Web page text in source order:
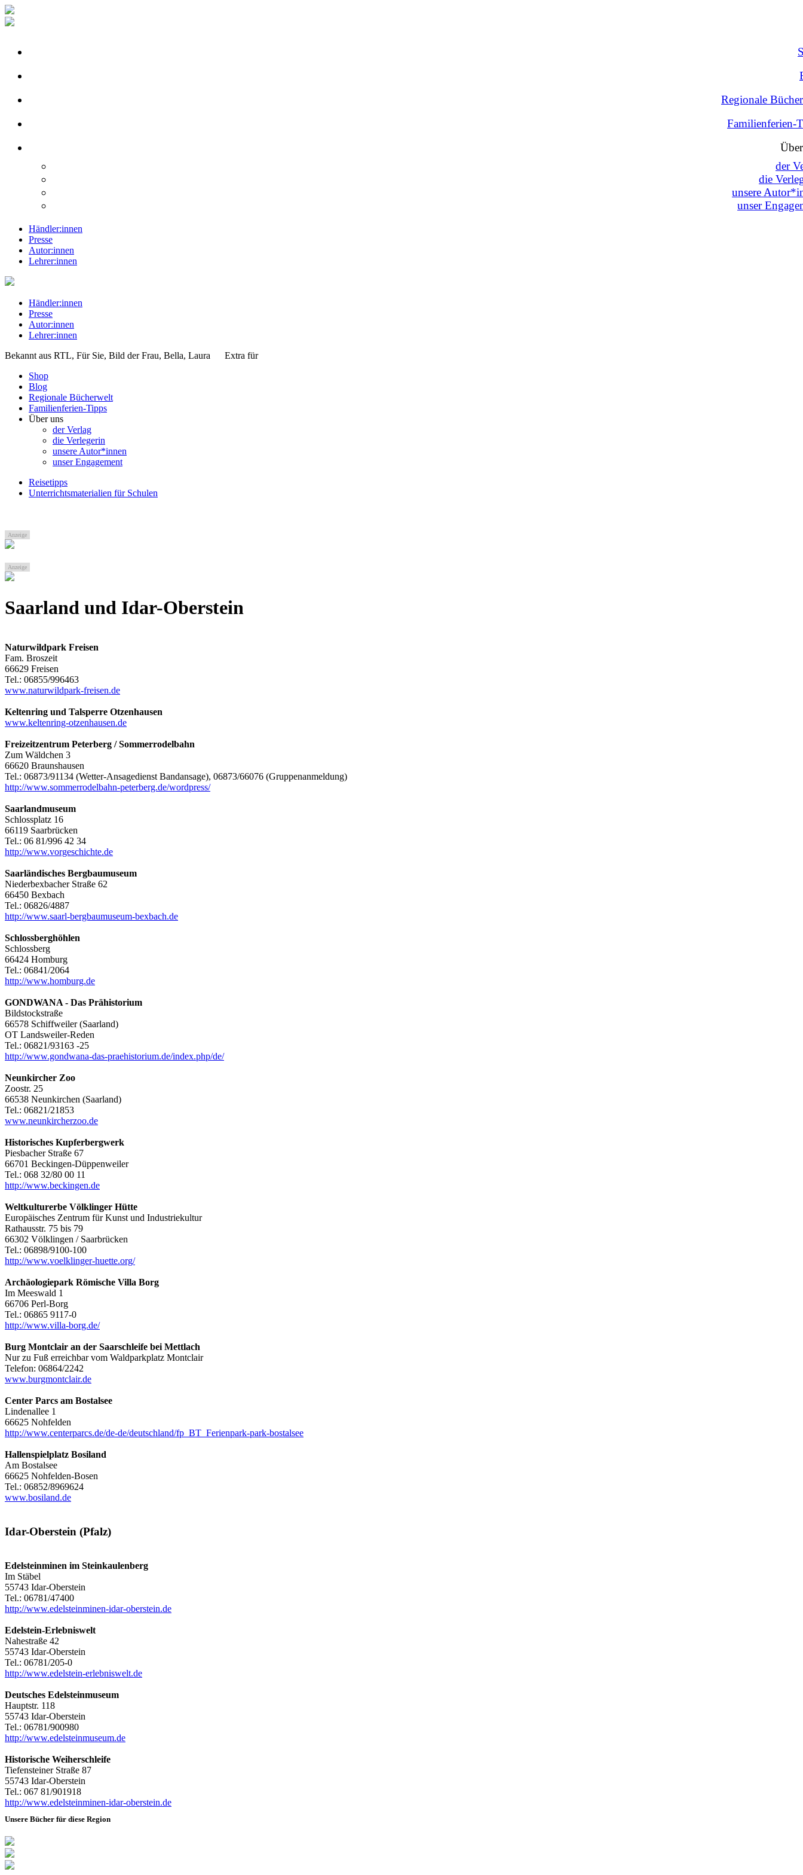
Regionale
Familienferien-
der
die
unsere
unser
Händler:innen
Presse
Autor:innen
Lehrer:innen
Händler:innen
Presse
Autor:innen
Lehrer:innen
Bekannt aus RTL, Für Sie, Bild der Frau, Bella, Laura Extra für
Shop
Blog
Regionale Bücherwelt
Familienferien-Tipps
Über uns
der Verlag
die Verlegerin
unsere Autor*innen
unser Engagement
Reisetipps
Unterrichtsmaterialien für Schulen
Anzeige
Anzeige
Saarland und Idar-Oberstein
Naturwildpark Freisen
Fam. Broszeit
66629 Freisen
Tel.: 06855/996463
www.naturwildpark-freisen.de
Keltenring und Talsperre Otzenhausen
www.keltenring-otzenhausen.de
Freizeitzentrum Peterberg / Sommerrodelbahn
Zum Wäldchen 3
66620 Braunshausen
Tel.: 06873/91134 (Wetter-Ansagedienst Bandansage), 06873/66076 (Gruppenanmeldung)
http://www.sommerrodelbahn-peterberg.de/wordpress/
Saarlandmuseum
Schlossplatz 16
66119 Saarbrücken
Tel.: 06 81/996 42 34
http://www.vorgeschichte.de
Saarländisches Bergbaumuseum
Niederbexbacher Straße 62
66450 Bexbach
Tel.: 06826/4887
http://www.saarl-bergbaumuseum-bexbach.de
Schlossberghöhlen
Schlossberg
66424 Homburg
Tel.: 06841/2064
http://www.homburg.de
GONDWANA - Das Prähistorium
Bildstockstraße
66578 Schiffweiler (Saarland)
OT Landsweiler-Reden
Tel.: 06821/93163 -25
http://www.gondwana-das-praehistorium.de/index.php/de/
Neunkircher Zoo
Zoostr. 25
66538 Neunkirchen (Saarland)
Tel.: 06821/21853
www.neunkircherzoo.de
Historisches Kupferbergwerk
Piesbacher Straße 67
66701 Beckingen-Düppenweiler
Tel.: 068 32/80 00 11
http://www.beckingen.de
Weltkulturerbe Völklinger Hütte
Europäisches Zentrum für Kunst und Industriekultur
Rathausstr. 75 bis 79
66302 Völklingen / Saarbrücken
Tel.: 06898/9100-100
http://www.voelklinger-huette.org/
Archäologiepark Römische Villa Borg
Im Meeswald 1
66706 Perl-Borg
Tel.: 06865 9117-0
http://www.villa-borg.de/
Burg Montclair an der Saarschleife bei Mettlach
Nur zu Fuß erreichbar vom Waldparkplatz Montclair
Telefon: 06864/2242
www.burgmontclair.de
Center Parcs am Bostalsee
Lindenallee 1
66625 Nohfelden
http://www.centerparcs.de/de-de/deutschland/fp_BT_Ferienpark-park-bostalsee
Hallenspielplatz Bosiland
Am Bostalsee
66625 Nohfelden-Bosen
Tel.: 06852/8969624
www.bosiland.de
Idar-Oberstein (Pfalz)
Edelsteinminen im Steinkaulenberg
Im Stäbel
55743 Idar-Oberstein
Tel.: 06781/47400
http://www.edelsteinminen-idar-oberstein.de
Edelstein-Erlebniswelt
Nahestraße 42
55743 Idar-Oberstein
Tel.: 06781/205-0
http://www.edelstein-erlebniswelt.de
Deutsches Edelsteinmuseum
Hauptstr. 118
55743 Idar-Oberstein
Tel.: 06781/900980
http://www.edelsteinmuseum.de
Historische Weiherschleife
Tiefensteiner Straße 87
55743 Idar-Oberstein
Tel.: 067 81/901918
http://www.edelsteinminen-idar-oberstein.de
Unsere Bücher für diese Region